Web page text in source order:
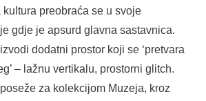
preobraća se u svoje
gdje je apsurd glavna sastavnica.
dodatni prostor koji se ‘pretvara
– lažnu vertikalu, prostorni glitch.
za kolekcijom Muzeja, kroz